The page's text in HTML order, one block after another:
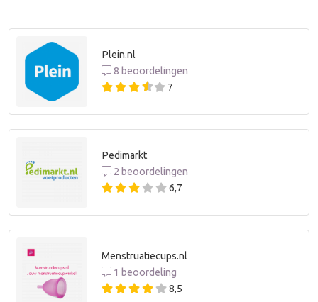
Plein.nl
8 beoordelingen
7
Pedimarkt
2 beoordelingen
6,7
Menstruatiecups.nl
1 beoordeling
8,5